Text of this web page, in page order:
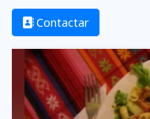
Contactar